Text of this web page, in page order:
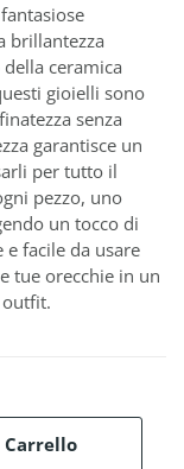
brillantezza
ceramica
gioielli sono
senza
garantisce un
per tutto il
pezzo, uno
un tocco di
facile da usare
tue orecchie in un
Carrello